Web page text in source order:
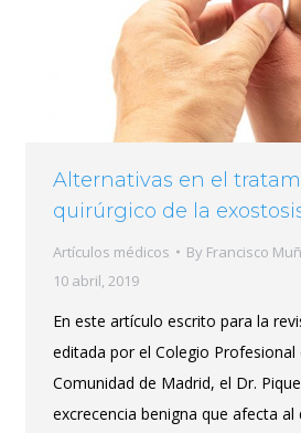
Alternativas en el
quirúrgico de la
Artículos médicos By Francisco
10 abril, 2019
En este artículo escrito para la
editada por el Colegio Profesional
Comunidad de Madrid, el Dr.
excrecencia benigna que afecta